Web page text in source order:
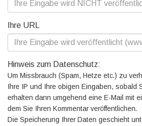
Ihre URL
Hinweis zum Datenschutz:
Um Missbrauch (Spam, Hetze etc.) zu
Ihre IP und Ihre obigen Eingaben, sobald
erhalten dann umgehend eine E-Mail mit
dem Sie Ihren Kommentar veröffentlichen.
Die Speicherung Ihrer Daten geschieht